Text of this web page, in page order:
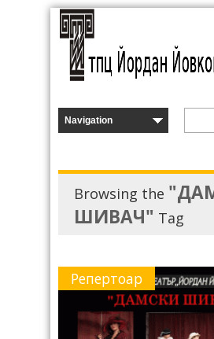
Browsing the
ШИВАЧ" Tag
Репертоар